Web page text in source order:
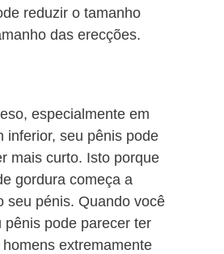
reduzir o tamanho
das erecções.
especialmente em
inferior, seu pênis pode
mais curto. Isto porque
gordura começa a
seu pénis. Quando você
pênis pode parecer ter
extremamente